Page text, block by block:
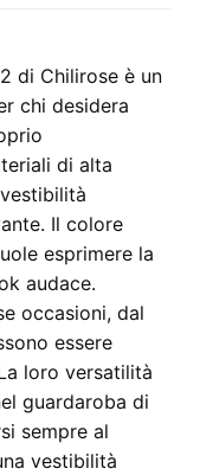
di Chilirose è un
chi desidera
di alta
Il colore
esprimere la
audace.
occasioni, dal
essere
loro versatilità
guardaroba di
sempre al
vestibilità